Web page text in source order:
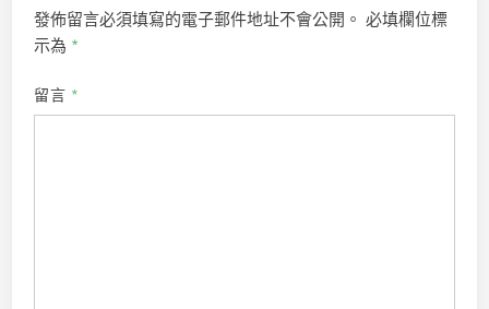
發佈留言必須填寫的電子郵件地址不會公開。 必填欄位標
示為 *
留言 *